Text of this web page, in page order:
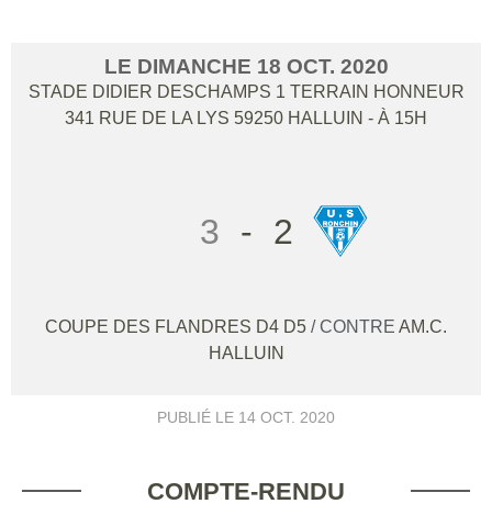
LE DIMANCHE 18 OCT. 2020
STADE DIDIER DESCHAMPS 1 TERRAIN HONNEUR
341 RUE DE LA LYS 59250 HALLUIN - À 15H
3 - 2
COUPE DES FLANDRES D4 D5 / CONTRE AM.C.
HALLUIN
PUBLIÉ LE 14 OCT. 2020
COMPTE-RENDU